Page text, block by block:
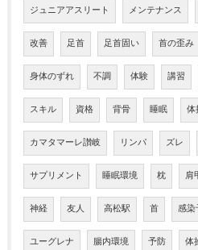
ジュニアアスリート メンテナンス
改善 足首 足首固い 首の歪み
身体のずれ 不調 体験 講習
スキル 資格 背骨 睡眠 体
カマタマーレ讃岐 リンパ ズレ
サプリメント 睡眠環境 枕 肩
神経 友人 高松駅 首 感
ユーグレナ 腸内環境 予防 体